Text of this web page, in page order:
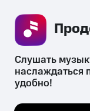
психотропных
Слушать
наслаждаться
удобно!